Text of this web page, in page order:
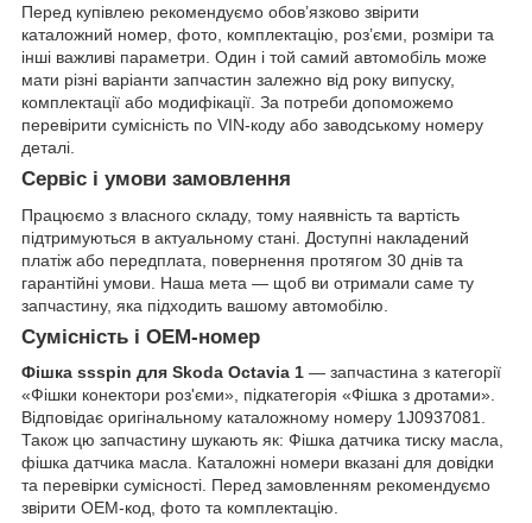
Перед купівлею рекомендуємо обов’язково звірити
каталожний номер, фото, комплектацію, роз’єми, розміри та
інші важливі параметри. Один і той самий автомобіль може
мати різні варіанти запчастин залежно від року випуску,
комплектації або модифікації. За потреби допоможемо
перевірити сумісність по VIN-коду або заводському номеру
деталі.
Сервіс і умови замовлення
Працюємо з власного складу, тому наявність та вартість
підтримуються в актуальному стані. Доступні накладений
платіж або передплата, повернення протягом 30 днів та
гарантійні умови. Наша мета — щоб ви отримали саме ту
запчастину, яка підходить вашому автомобілю.
Сумісність і OEM-номер
Фішка ssspin для Skoda Octavia 1 — запчастина з категорії
«Фішки конектори роз'єми», підкатегорія «Фішка з дротами».
Відповідає оригінальному каталожному номеру 1J0937081.
Також цю запчастину шукають як: Фішка датчика тиску масла,
фішка датчика масла. Каталожні номери вказані для довідки
та перевірки сумісності. Перед замовленням рекомендуємо
звірити OEM-код, фото та комплектацію.